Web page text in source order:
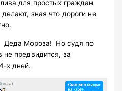
для простых граждан
зная что дороги не
Деда Мороза! Но судя по
не предвидится, за
х дней.